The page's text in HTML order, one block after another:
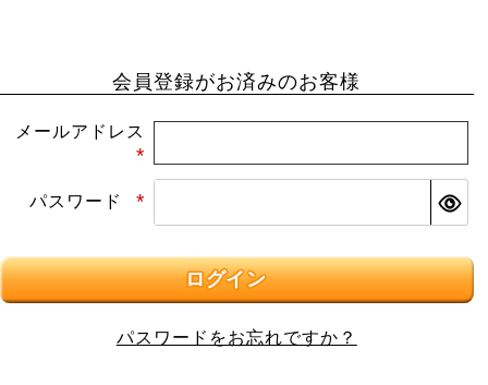
会員登録がお済みのお客様
メールアドレス
須)
パスワード
ログイン
パスワードをお忘れですか？